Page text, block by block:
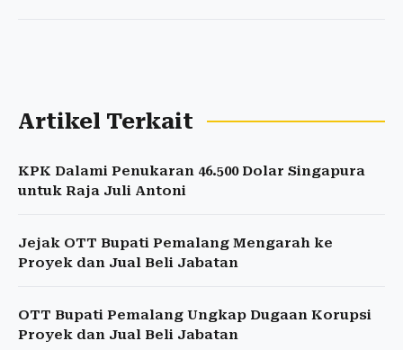
Artikel Terkait
KPK Dalami Penukaran 46.500 Dolar Singapura
untuk Raja Juli Antoni
Jejak OTT Bupati Pemalang Mengarah ke
Proyek dan Jual Beli Jabatan
OTT Bupati Pemalang Ungkap Dugaan Korupsi
Proyek dan Jual Beli Jabatan